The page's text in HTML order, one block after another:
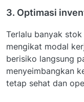
3. Optimasi
Terlalu banyak
mengikat modal
berisiko langsung
menyeimbangkan
tetap sehat dan